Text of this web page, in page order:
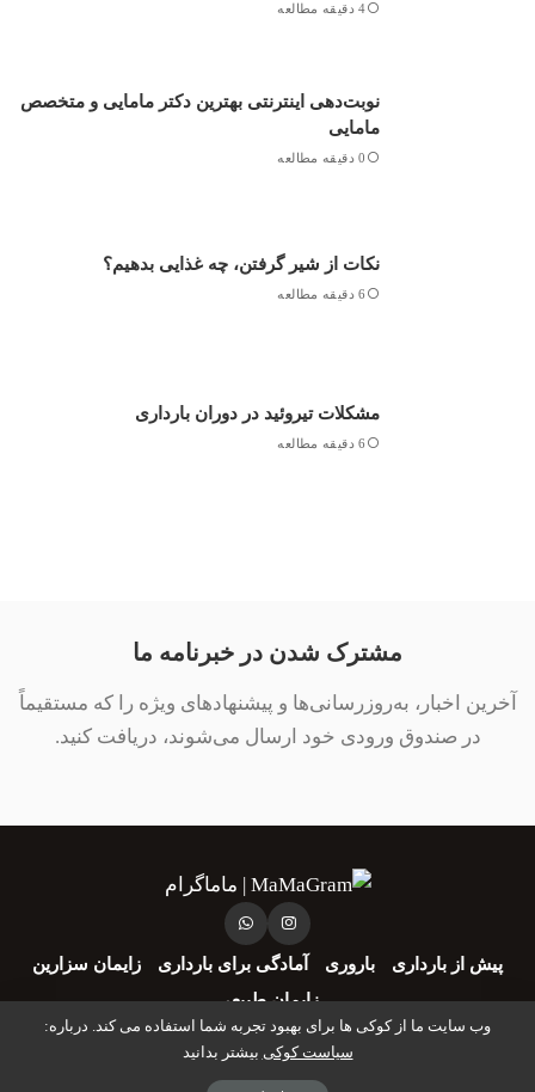
4 دقیقه مطالعه
نوبت‌دهی اینترنتی بهترین دکتر مامایی و متخصص
مامایی
0 دقیقه مطالعه
نکات از شیر گرفتن، چه غذایی بدهیم؟
6 دقیقه مطالعه
مشکلات تیروئید در دوران بارداری
6 دقیقه مطالعه
مشترک شدن در خبرنامه ما
آخرین اخبار، به‌روزرسانی‌ها و پیشنهادهای ویژه را که مستقیماً
در صندوق ورودی خود ارسال می‌شوند، دریافت کنید.
پیش از بارداری باروری آمادگی برای بارداری
زایمان سزارین
زایمان طبیعی
وب سایت ما از کوکی ها برای بهبود تجربه شما استفاده می کند. درباره:
سیاست کوکی بیشتر بدانید